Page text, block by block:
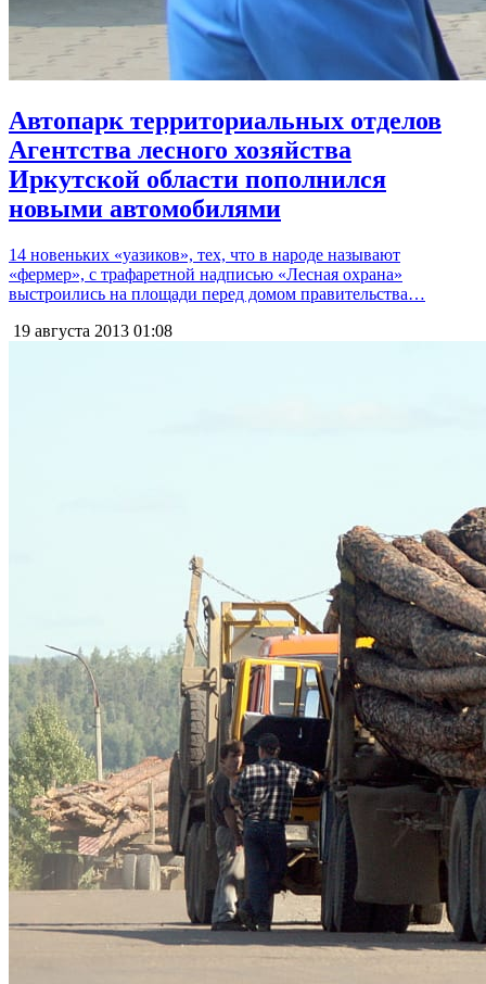
Автопарк территориальных отделов
Агентства лесного хозяйства
Иркутской области пополнился
новыми автомобилями
14 новеньких «уазиков», тех, что в народе называют
«фермер», с трафаретной надписью «Лесная охрана»
выстроились на площади перед домом правительства…
19 августа 2013 01:08